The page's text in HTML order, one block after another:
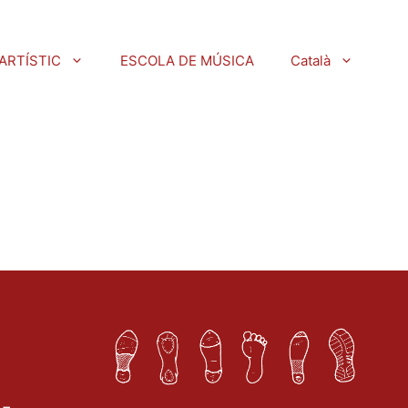
ESCOLA DE MÚSICA Català